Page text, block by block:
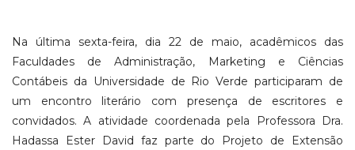
Na última sexta-feira, dia 22 de maio, acadêmicos das
Faculdades de Administração, Marketing e Ciências
Contábeis da Universidade de Rio Verde participaram de
um encontro literário com presença de escritores e
convidados. A atividade coordenada pela Professora Dra.
Hadassa Ester David faz parte do Projeto de Extensão